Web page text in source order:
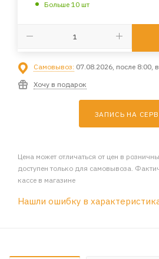
Больше 10 шт
Самовывоз: 07.08.2026, после 8:00,
Хочу в подарок
ЗАПИСЬ НА
Цена может отличаться от цен в
доступен только для самовывоза.
кассе в магазине
Нашли ошибку в